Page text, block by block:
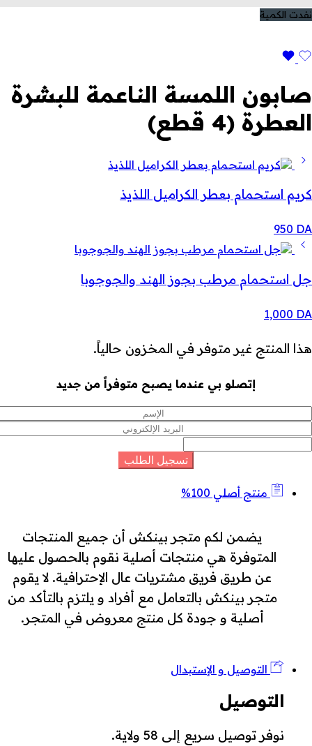
نفدت الكمية
صابون اللمسة الناعمة للبشرة
العطرة (4 قطع)
كريم استحمام بعطر الكراميل اللذيذ
950 DA
جل استحمام مرطب بجوز الهند والجوجوبا
1,000 DA
هذا المنتج غير متوفر في المخزون حالياً.
إتصلو بي عندما يصبح متوفراً من جديد
منتج أصلي 100%
يضمن لكم متجر بينكش أن جميع المنتجات
المتوفرة هي منتجات أصلية نقوم بالحصول عليها
عن طريق فريق مشتريات عال الإحترافية. لا يقوم
متجر بينكش بالتعامل مع أفراد و يلتزم بالتأكد من
أصلية و جودة كل منتج معروض في المتجر.
التوصيل و الإستبدال
التوصيل
نوفر توصيل سريع إلى 58 ولاية.